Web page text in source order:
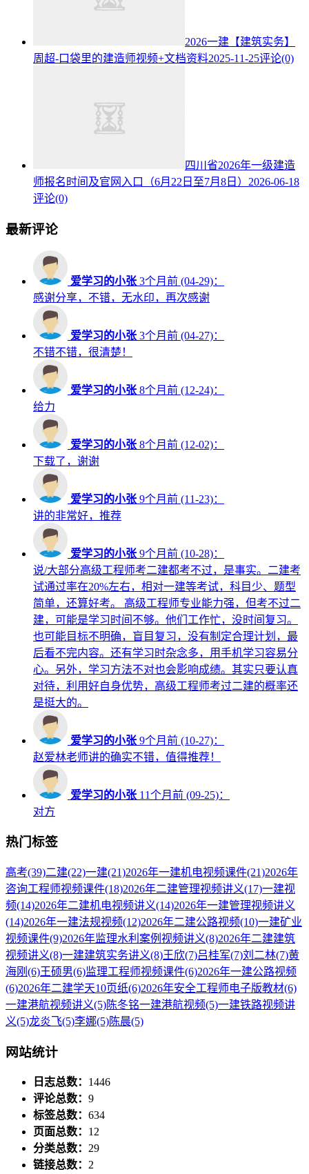
2026一建【建筑实务】
周超-口袋里的建造师视频+文档资料2025-11-25评论(0)
四川省2026年一级建造
师报名时间及官网入口（6月22日至7月8日） 2026-06-18
评论(0)
最新评论
爱学习的小张 3个月前 (04-29)：
感谢分享，不错，无水印，再次感谢
爱学习的小张 3个月前 (04-27)：
不错不错，很清楚！
爱学习的小张 8个月前 (12-24)：
给力
爱学习的小张 8个月前 (12-02)：
下载了，谢谢
爱学习的小张 9个月前 (11-23)：
讲的非常好，推荐
爱学习的小张 9个月前 (10-28)：
说/大部分高级工程师考二建都考不过，是事实。二建考
试通过率在20%左右，相对一建等考试，科目少、题型
简单，还算好考。 高级工程师专业能力强，但考不过二
建，可能是学习时间不够。他们工作忙，没时间复习。
也可能目标不明确，盲目复习，没有制定合理计划，最
后看不完内容。还有学习时杂念多，用手机学习容易分
心。另外，学习方法不对也会影响成绩。其实只要认真
对待，利用好自身优势，高级工程师考过二建的概率还
是挺大的。
爱学习的小张 9个月前 (10-27)：
赵爱林老师讲的确实不错，值得推荐！
爱学习的小张 11个月前 (09-25)：
对方
热门标签
高考(39)二建(22)一建(21)2026年一建机电视频课件(21)2026年
咨询工程师视频课件(18)2026年二建管理视频讲义(17)一建视
频(14)2026年二建机电视频讲义(14)2026年一建管理视频讲义
(14)2026年一建法规视频(12)2026年二建公路视频(10)一建矿业
视频课件(9)2026年监理水利案例视频讲义(8)2026年二建建筑
视频讲义(8)一建建筑实务讲义(8)王欣(7)吕桂军(7)刘二林(7)黄
海刚 (6)王硕男(6)监理工程师视频课件(6)2026年一建公路视频
(6)2026年二建学天10页纸(6)2026年安全工程师电子版教材(6)
一建港航视频讲义(5)陈冬铭一建港航视频(5)一建铁路视频讲
义(5)龙炎飞(5)李娜(5)陈晨(5)
网站统计
日志总数： 1446
评论总数： 9
标签总数： 634
页面总数： 12
分类总数： 29
链接总数： 2